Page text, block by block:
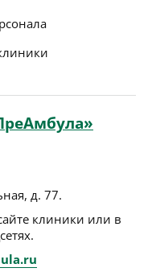
д. 77.
клиники или в